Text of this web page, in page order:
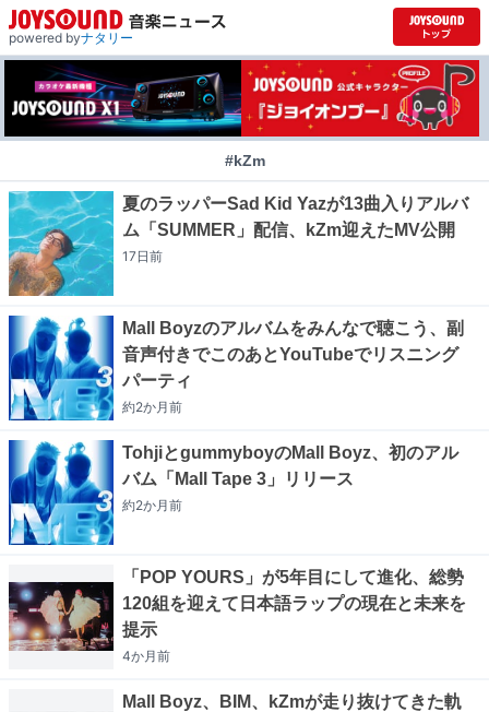
powered byナタリー
#kZm
夏のラッパーSad Kid Yazが13曲入りアルバ
ム「SUMMER」配信、kZm迎えたMV公開
17日前
Mall Boyzのアルバムをみんなで聴こう、副
音声付きでこのあとYouTubeでリスニング
パーティ
約2か月前
TohjiとgummyboyのMall Boyz、初のアル
バム「Mall Tape 3」リリース
約2か月前
「POP YOURS」が5年目にして進化、総勢
120組を迎えて日本語ラップの現在と未来を
提示
4か月前
Mall Boyz、BIM、kZmが走り抜けてきた軌